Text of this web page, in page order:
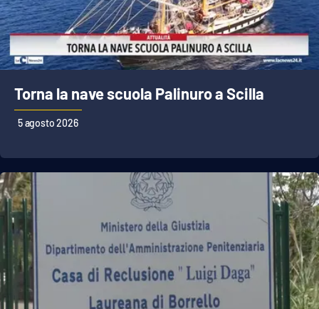
Torna la nave scuola Palinuro a Scilla
5 agosto 2026